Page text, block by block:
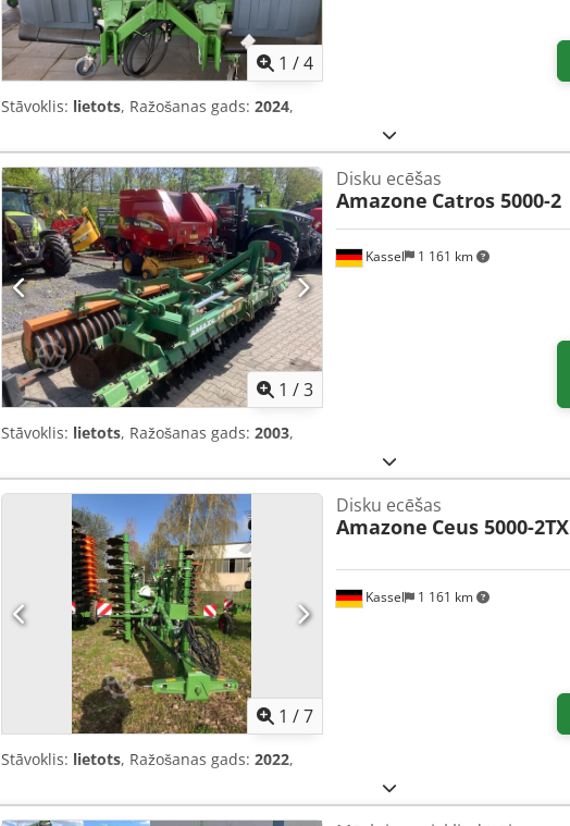
1 /4
Stāvoklis: lietots, Ražošanas gads: 2024,
1 /3
Kassel 1 161 km
Disku ecēšas
Amazone Catros 5000-2
Stāvoklis: lietots, Ražošanas gads: 2003,
1 /7
Kassel 1 161 km
Disku ecēšas
Amazone Ceus 5000-2TX
Stāvoklis: lietots, Ražošanas gads: 2022,